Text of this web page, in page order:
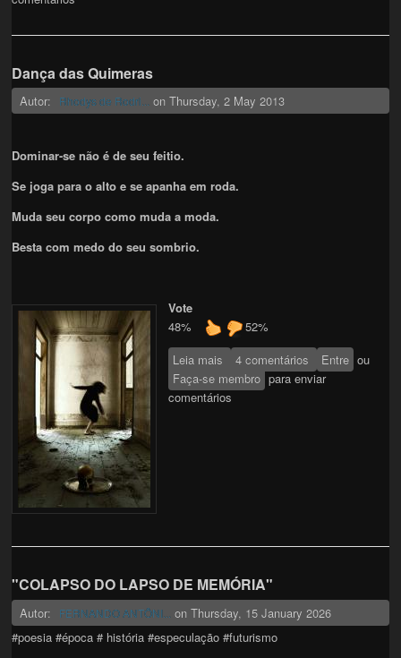
Dança das Quimeras
Autor: Rhodys de Rodri... onThursday, 2 May 2013
Dominar-se não é de seu feitio.
Se joga para o alto e se apanha em roda.
Muda seu corpo como muda a moda.
Besta com medo do seu sombrio.
Vote
48%
52%
Leia mais sobre Dança das Quimeras
4 comentários Entre ou
Faça-se membro para enviar
comentários
"COLAPSO DO LAPSO DE MEMÓRIA"
Autor: FERNANDO ANTÔNI... onThursday, 15 January 2026
#poesia #época # história #especulação #futurismo